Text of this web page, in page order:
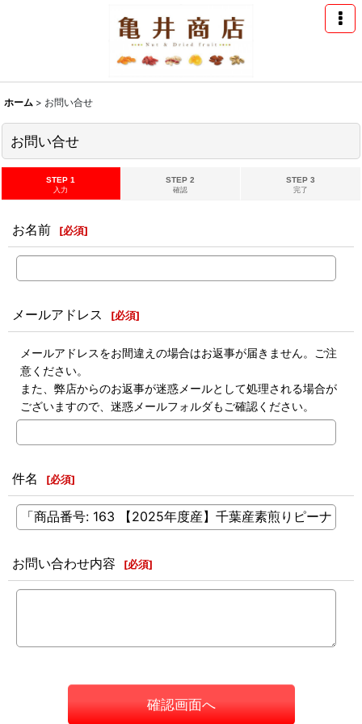
ホーム > お問い合せ
お問い合せ
STEP 1
入力
STEP 2
確認
STEP 3
完了
お名前 [必須]
メールアドレス [必須]
メールアドレスをお間違えの場合はお返事が届きません。ご注
意ください。
また、弊店からのお返事が迷惑メールとして処理される場合が
ございますので、迷惑メールフォルダもご確認ください。
件名 [必須]
お問い合わせ内容 [必須]
確認画面へ